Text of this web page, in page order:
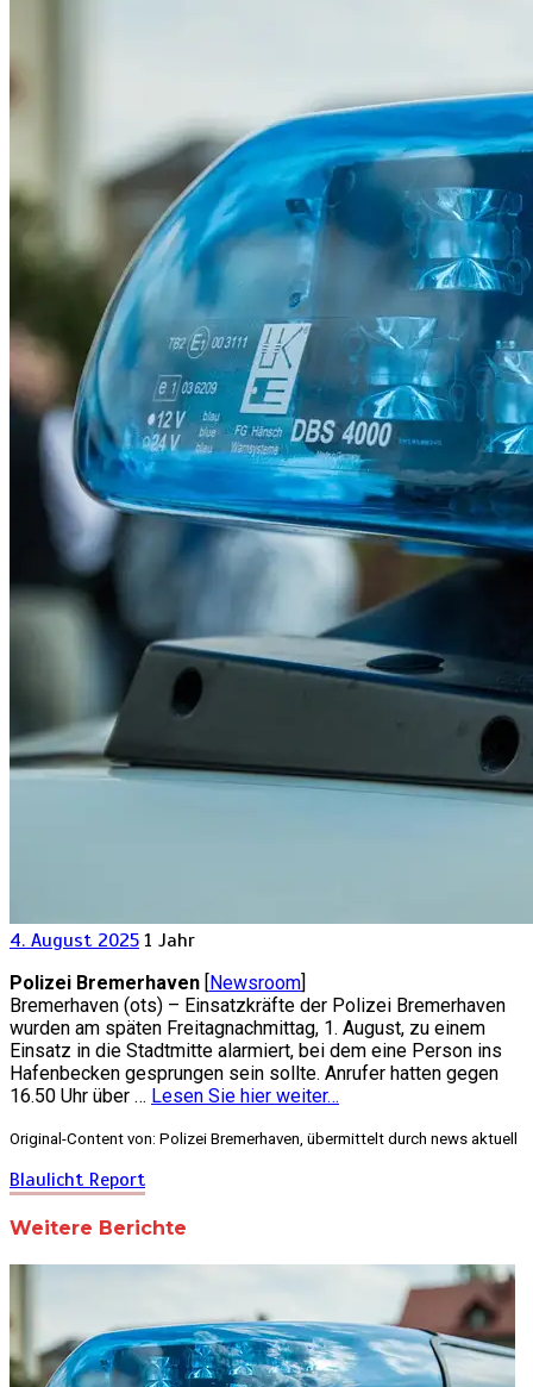
4. August 2025 1 Jahr
Polizei Bremerhaven [Newsroom]
Bremerhaven (ots) – Einsatzkräfte der Polizei Bremerhaven
wurden am späten Freitagnachmittag, 1. August, zu einem
Einsatz in die Stadtmitte alarmiert, bei dem eine Person ins
Hafenbecken gesprungen sein sollte. Anrufer hatten gegen
16.50 Uhr über … Lesen Sie hier weiter…
Original-Content von: Polizei Bremerhaven, übermittelt durch news aktuell
Blaulicht Report
Weitere Berichte